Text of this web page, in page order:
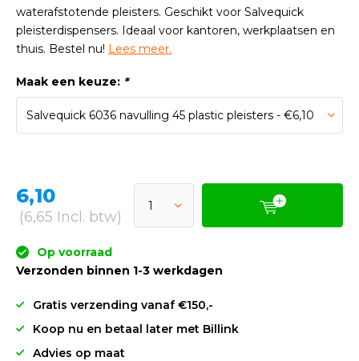
waterafstotende pleisters. Geschikt voor Salvequick
pleisterdispensers. Ideaal voor kantoren, werkplaatsen en
thuis. Bestel nu! Lees meer.
Maak een keuze: *
6,10
(6,65 Incl. btw)
Op voorraad
Verzonden binnen 1-3 werkdagen
Gratis verzending vanaf €150,-
Koop nu en betaal later met Billink
Advies op maat